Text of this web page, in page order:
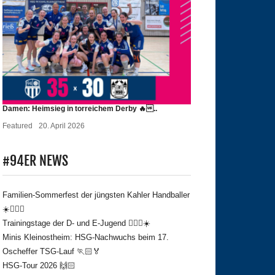
Damen: Heimsieg in torreichem Derby 🔥..
Featured
20. April 2026
#94ER NEWS
Familien-Sommerfest der jüngsten Kahler Handballer
☀️🤾🏻‍♂️
Trainingstage der D- und E-Jugend 🤾🏻‍♂️☀️
Minis Kleinostheim: HSG-Nachwuchs beim 17.
Oscheffer TSG-Lauf 🏃🏻🏅
HSG-Tour 2026 🙌🏻